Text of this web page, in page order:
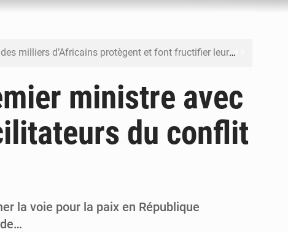
milliers d’Africains protègent et font fructifier leur argent avec l’USDT
enfin transférés à l’auditorat militaire après 200 jours d’opacité
provincial annonce la construction imminente du boulevard Étienne Tshisekedi
ministre avec
du conflit
la voie pour la paix en République